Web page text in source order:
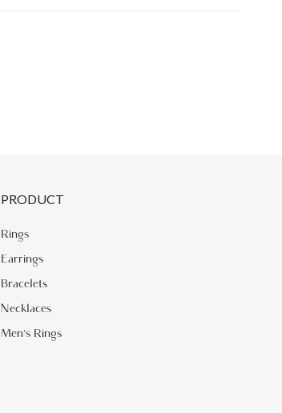
PRODUCT
Rings
Earrings
Bracelets
Necklaces
Men's Rings